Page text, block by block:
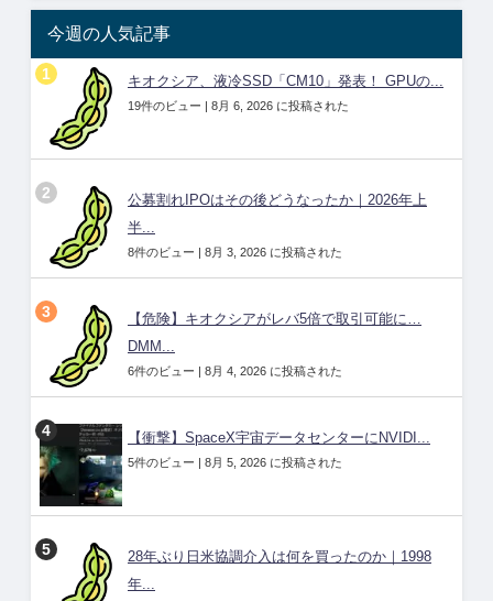
今週の人気記事
キオクシア、液冷SSD「CM10」発表！ GPUの...
19件のビュー 8月 6, 2026 に投稿された
公募割れIPOはその後どうなったか｜2026年上
半...
8件のビュー 8月 3, 2026 に投稿された
【危険】キオクシアがレバ5倍で取引可能に…
DMM...
6件のビュー 8月 4, 2026 に投稿された
【衝撃】SpaceX宇宙データセンターにNVIDI...
5件のビュー 8月 5, 2026 に投稿された
28年ぶり日米協調介入は何を買ったのか｜1998
年...